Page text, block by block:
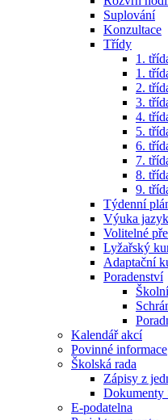
Suplování
Konzultace
Třídy
1.
1.
2.
3.
4.
5.
6.
7.
8.
9.
Týdenní
Výuka
Volitelné
Lyžařský
Adaptační
Poradenství
Kalendář akcí
Povinné informace
Školská rada
Zápisy z
Dokumenty
E-podatelna